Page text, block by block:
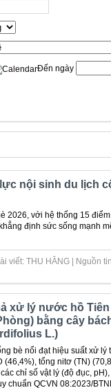
Đến ngày
nội sinh du lịch
2026, với hệ thống 15
định sức sống mạnh
viết: THU HẰNG | Nguồn
xử lý nước hồ Tiên
bằng cây
L.)
bè nổi đạt hiệu suất xử lý
(46,4%), tổng nitơ (TN)
chỉ số vật lý (độ đục,
chuẩn QCVN 08:2023/